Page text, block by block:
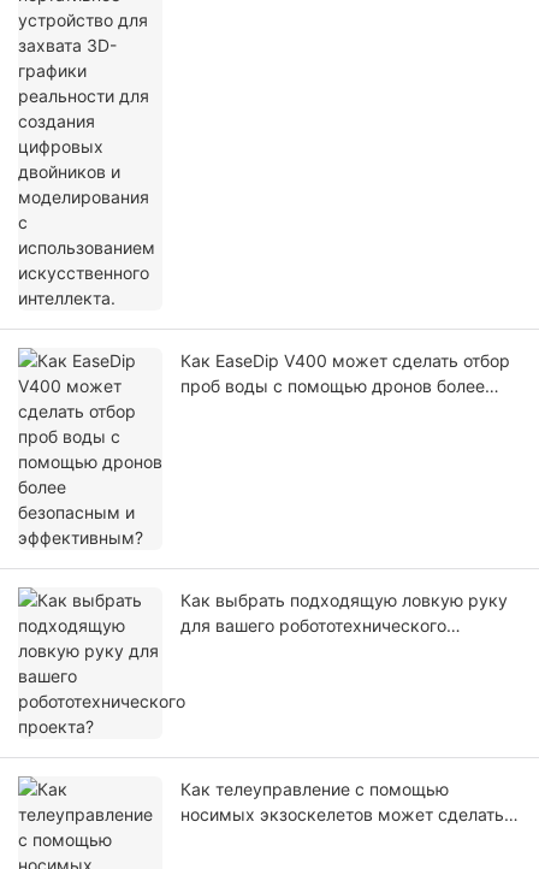
Как EaseDip V400 может сделать отбор
проб воды с помощью дронов более
Как выбрать подходящую ловкую руку
для вашего робототехнического
Как телеуправление с помощью
носимых экзоскелетов может сделать